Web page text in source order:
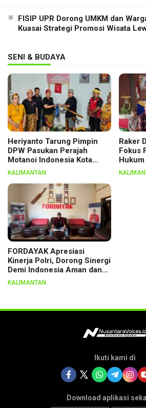
FISIP UPR Dorong UMKM dan
Kuasai Strategi Promosi Wisata
SENI & BUDAYA
Heriyanto Tarung Pimpin
DPW Pasukan Perajah
Motanoi Indonesia Kota
Palangka Raya, Dikukuhkan
KALIMANTAN
Raker
Fokus
FORDAYAK Apresiasi
Kinerja Polri, Dorong Sinergi
Demi Indonesia Aman dan
Berkeadilan
KALIMANTAN
Ikuti kami di
Download aplikasi